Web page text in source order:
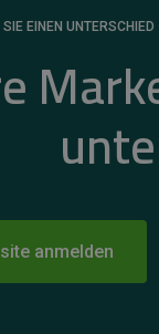
SIE EINEN
anmelden